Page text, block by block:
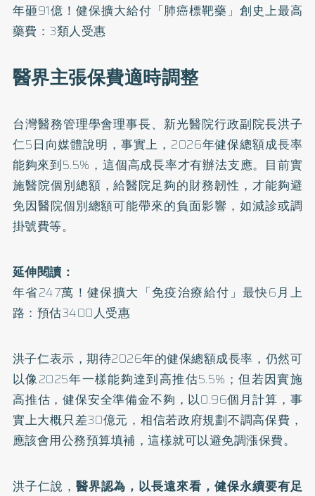
年砸91億！健保擴大給付「肺癌標靶藥」創史上最高
藥費：3類人受惠
醫界主張保費適時調整
台灣醫務管理學會理事長、新光醫院行政副院長洪子
仁5日向媒體說明，事實上，2026年健保總額成長率
能夠來到5.5%，這個高成長率才有辦法支應。目前實
施醫院個別總額 ，給醫院足夠的財務韌性，才能夠避
免因醫院個別總額可能帶來的負面影響，如減診或調
掛號費等。
延伸閱讀：
年省247萬！健保擴大「免疫治療給付」最快6月上
路：預估3400人受惠
洪子仁表示，期待2026年的健保總額成長率，仍然可
以像2025年一樣能夠達到高推估5.5%；但若因實施
高推估，健保安全準備金不夠，以0.96個月計算，事
實上大概只差30億元，相信若政府規劃不調高保費，
應該會用公務預算填補，這樣就可以避免調漲保費。
洪子仁說， 醫界認為，以長遠來看，健保永續要有足